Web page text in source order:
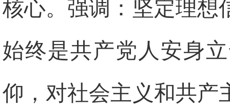
核心。强调：坚定理想
始终是共产党人安身
仰，对社会主义和共产